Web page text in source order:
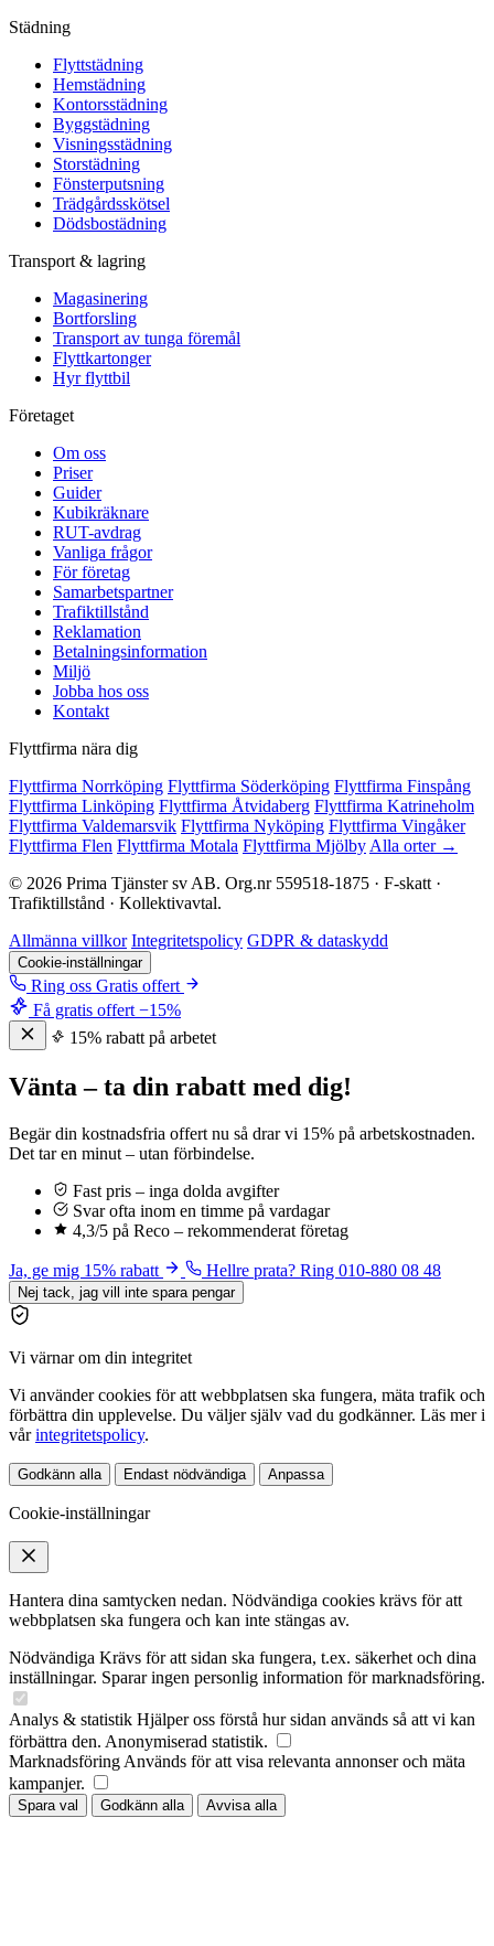
Städning
Flyttstädning
Hemstädning
Kontorsstädning
Byggstädning
Visningsstädning
Storstädning
Fönsterputsning
Trädgårdsskötsel
Dödsbostädning
Transport & lagring
Magasinering
Bortforsling
Transport av tunga föremål
Flyttkartonger
Hyr flyttbil
Företaget
Om oss
Priser
Guider
Kubikräknare
RUT-avdrag
Vanliga frågor
För företag
Samarbetspartner
Trafiktillstånd
Reklamation
Betalningsinformation
Miljö
Jobba hos oss
Kontakt
Flyttfirma nära dig
Flyttfirma Norrköping Flyttfirma Söderköping Flyttfirma Finspång
Flyttfirma Linköping Flyttfirma Åtvidaberg Flyttfirma Katrineholm
Flyttfirma Valdemarsvik Flyttfirma Nyköping Flyttfirma Vingåker
Flyttfirma Flen Flyttfirma Motala Flyttfirma Mjölby Alla orter →
© 2026 Prima Tjänster sv AB. Org.nr 559518-1875 · F-skatt ·
Trafiktillstånd · Kollektivavtal.
Allmänna villkor Integritetspolicy GDPR & dataskydd
Cookie-inställningar
Ring oss Gratis offert
Få gratis offert −15%
15% rabatt på arbetet
Vänta – ta din rabatt med dig!
Begär din kostnadsfria offert nu så drar vi 15% på arbetskostnaden.
Det tar en minut – utan förbindelse.
Fast pris – inga dolda avgifter
Svar ofta inom en timme på vardagar
4,3/5 på Reco – rekommenderat företag
Ja, ge mig 15% rabatt Hellre prata? Ring 010-880 08 48
Nej tack, jag vill inte spara pengar
Vi värnar om din integritet
Vi använder cookies för att webbplatsen ska fungera, mäta trafik och
förbättra din upplevelse. Du väljer själv vad du godkänner. Läs mer i
vårintegritetspolicy.
Godkänn alla Endast nödvändiga Anpassa
Cookie-inställningar
Hantera dina samtycken nedan. Nödvändiga cookies krävs för att
webbplatsen ska fungera och kan inte stängas av.
Nödvändiga Krävs för att sidan ska fungera, t.ex. säkerhet och dina
inställningar. Sparar ingen personlig information för marknadsföring.
Analys & statistik Hjälper oss förstå hur sidan används så att vi kan
förbättra den. Anonymiserad statistik.
Marknadsföring Används för att visa relevanta annonser och mäta
kampanjer.
Spara val Godkänn alla Avvisa alla